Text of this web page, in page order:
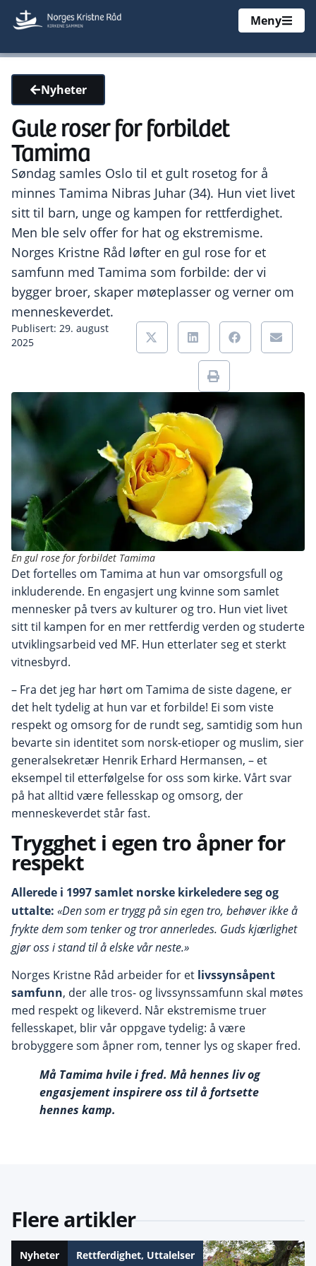
Meny
Nyheter
Gule roser for forbildet
Tamima
Søndag samles Oslo til et gult rosetog for å
minnes Tamima Nibras Juhar (34). Hun viet livet
sitt til barn, unge og kampen for rettferdighet.
Men ble selv offer for hat og ekstremisme.
Norges Kristne Råd løfter en gul rose for et
samfunn med Tamima som forbilde: der vi
bygger broer, skaper møteplasser og verner om
menneskeverdet.
Publisert: 29. august
2025
En gul rose for forbildet Tamima
Det fortelles om Tamima at hun var omsorgsfull og
inkluderende. En engasjert ung kvinne som samlet
mennesker på tvers av kulturer og tro. Hun viet livet
sitt til kampen for en mer rettferdig verden og studerte
utviklingsarbeid ved MF. Hun etterlater seg et sterkt
vitnesbyrd.
– Fra det jeg har hørt om Tamima de siste dagene, er
det helt tydelig at hun var et forbilde! Ei som viste
respekt og omsorg for de rundt seg, samtidig som hun
bevarte sin identitet som norsk-etioper og muslim, sier
generalsekretær Henrik Erhard Hermansen, – et
eksempel til etterfølgelse for oss som kirke. Vårt svar
på hat alltid være fellesskap og omsorg, der
menneskeverdet står fast.
Trygghet i egen tro åpner for
respekt
Allerede i 1997 samlet norske kirkeledere seg og
uttalte: «Den som er trygg på sin egen tro, behøver ikke å
frykte dem som tenker og tror annerledes. Guds kjærlighet
gjør oss i stand til å elske vår neste.»
Norges Kristne Råd arbeider for et livssynsåpent
samfunn, der alle tros- og livssynssamfunn skal møtes
med respekt og likeverd. Når ekstremisme truer
fellesskapet, blir vår oppgave tydelig: å være
brobyggere som åpner rom, tenner lys og skaper fred.
Må Tamima hvile i fred. Må hennes liv og
engasjement inspirere oss til å fortsette
hennes kamp.
Flere artikler
Nyheter Rettferdighet, Uttalelser